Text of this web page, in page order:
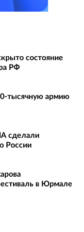
состояние
РФ
тысячную армию
сделали
России
в Юрмале